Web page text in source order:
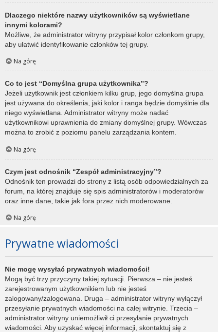
Dlaczego niektóre nazwy użytkowników są wyświetlane
innymi kolorami?
Możliwe, że administrator witryny przypisał kolor członkom grupy,
aby ułatwić identyfikowanie członków tej grupy.
Na górę
Co to jest “Domyślna grupa użytkownika”?
Jeżeli użytkownik jest członkiem kilku grup, jego domyślna grupa
jest używana do określenia, jaki kolor i ranga będzie domyślnie dla
niego wyświetlana. Administrator witryny może nadać
użytkownikowi uprawnienia do zmiany domyślnej grupy. Wówczas
można to zrobić z poziomu panelu zarządzania kontem.
Na górę
Czym jest odnośnik “Zespół administracyjny”?
Odnośnik ten prowadzi do strony z listą osób odpowiedzialnych za
forum, na której znajduje się spis administratorów i moderatorów
oraz inne dane, takie jak fora przez nich moderowane.
Na górę
Prywatne wiadomości
Nie mogę wysyłać prywatnych wiadomości!
Mogą być trzy przyczyny takiej sytuacji. Pierwsza – nie jesteś
zarejestrowanym użytkownikiem lub nie jesteś
zalogowany/zalogowana. Druga – administrator witryny wyłączył
przesyłanie prywatnych wiadomości na całej witrynie. Trzecia –
administrator witryny uniemożliwił ci przesyłanie prywatnych
wiadomości. Aby uzyskać więcej informacji, skontaktuj się z